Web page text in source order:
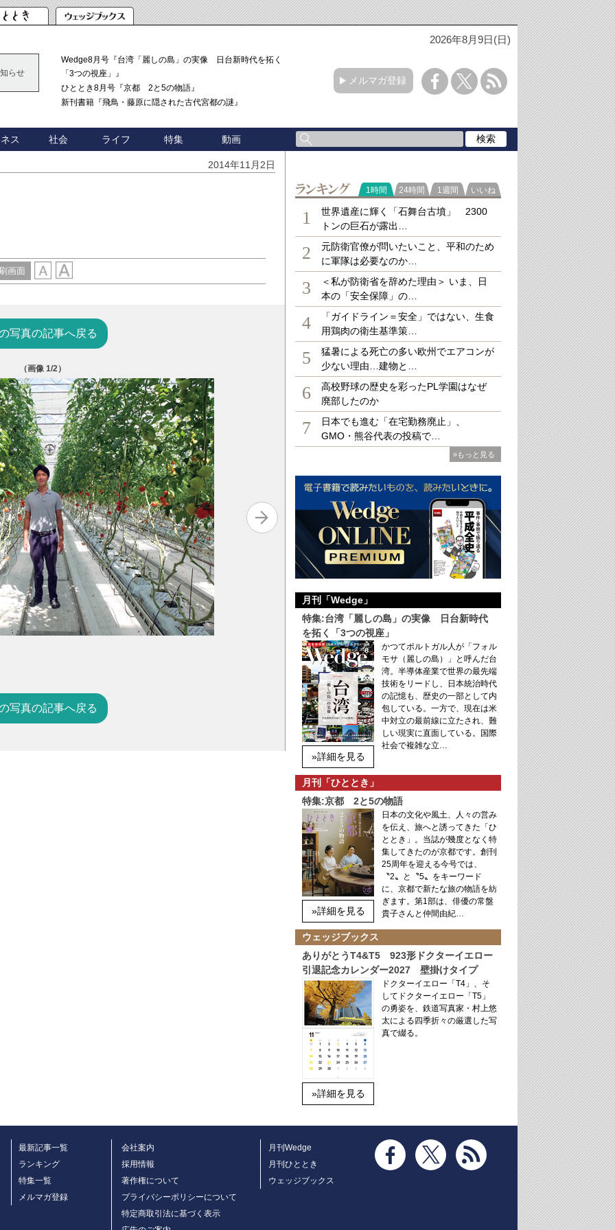
2026年8月9日(日)
らせ
Wedge8月号『台湾「麗しの島」の実像 日台新時代を拓く
「3つの視座」』
ひととき8月号『京都 2と5の物語』
新刊書籍『飛鳥・藤原に隠された古代宮都の謎』
メルマガ登録
ス 社会 ライフ 特集 動画
2014年11月2日
画面
写真の記事へ戻る
（画像1/2）
写真の記事へ戻る
ラ
1時間 24時間 1週間 いいね
1
世界遺産に輝く「石舞台古墳」 2300
トンの巨石が露出…
2
元防衛官僚が問いたいこと、平和のため
に軍隊は必要なのか…
3
＜私が防衛省を辞めた理由＞ いま、日
本の「安全保障」の…
4
「ガイドライン＝安全」ではない、生食
用鶏肉の衛生基準策…
5
猛暑による死亡の多い欧州でエアコンが
少ない理由…建物と…
6
高校野球の歴史を彩ったPL学園はなぜ
廃部したのか
7
日本でも進む「在宅勤務廃止」、
GMO・熊谷代表の投稿で…
»もっと見る
月刊「Wedge」
特集:台湾「麗しの島」の実像 日台新時代
を拓く「3つの視座」
»詳細を見る
かつてポルトガル人が「フォル
モサ（麗しの島）」と呼んだ台
湾。半導体産業で世界の最先端
技術をリードし、日本統治時代
の記憶も、歴史の一部として内
包している。一方で、現在は米
中対立の最前線に立たされ、難
しい現実に直面している。国際
社会で複雑な立…
月刊「ひととき」
特集:京都 2と5の物語
»詳細を見る
日本の文化や風土、人々の営み
を伝え、旅へと誘ってきた「ひ
ととき」。当誌が幾度となく特
集してきたのが京都です。創刊
25周年を迎える今号では、
〝2〟と〝5〟をキーワード
に、京都で新たな旅の物語を紡
ぎます。第1部は、俳優の常盤
貴子さんと仲間由紀…
ウェッジブックス
ありがとうT4&T5 923形ドクターイエロー
引退記念カレンダー2027 壁掛けタイプ
»詳細を見る
ドクターイエロー「T4」、そ
してドクターイエロー「T5」
の勇姿を、鉄道写真家・村上悠
太による四季折々の厳選した写
真で綴る。
最新記事一覧
ランキング
特集一覧
メルマガ登録
会社案内
採用情報
著作権について
プライバシーポリシーについて
特定商取引法に基づく表示
月刊Wedge
月刊ひととき
ウェッジブックス